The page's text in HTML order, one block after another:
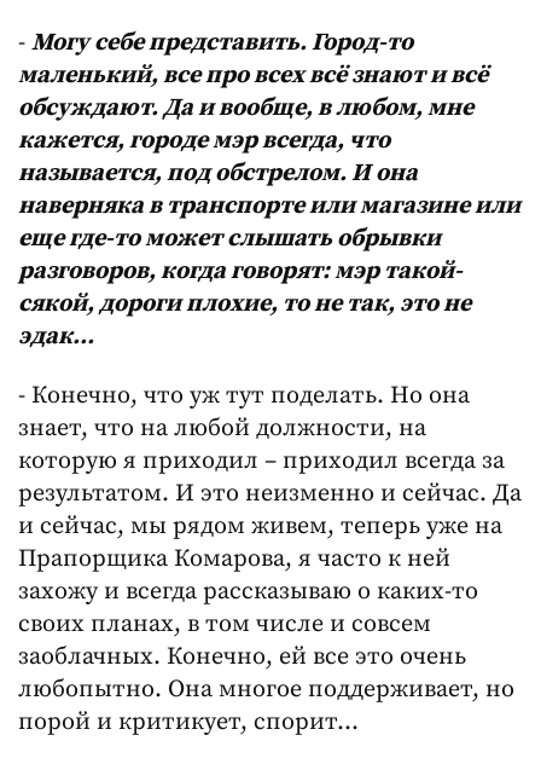
- Могу себе представить. Город-то
маленький, все про всех всё знают и всё
обсуждают. Да и вообще, в любом, мне
кажется, городе мэр всегда, что
называется, под обстрелом. И она
наверняка в транспорте или магазине или
еще где-то может слышать обрывки
разговоров, когда говорят: мэр такой-
сякой, дороги плохие, то не так, это не
эдак…
- Конечно, что уж тут поделать. Но она
знает, что на любой должности, на
которую я приходил – приходил всегда за
результатом. И это неизменно и сейчас. Да
и сейчас, мы рядом живем, теперь уже на
Прапорщика Комарова, я часто к ней
захожу и всегда рассказываю о каких-то
своих планах, в том числе и совсем
заоблачных. Конечно, ей все это очень
любопытно. Она многое поддерживает, но
порой и критикует, спорит…